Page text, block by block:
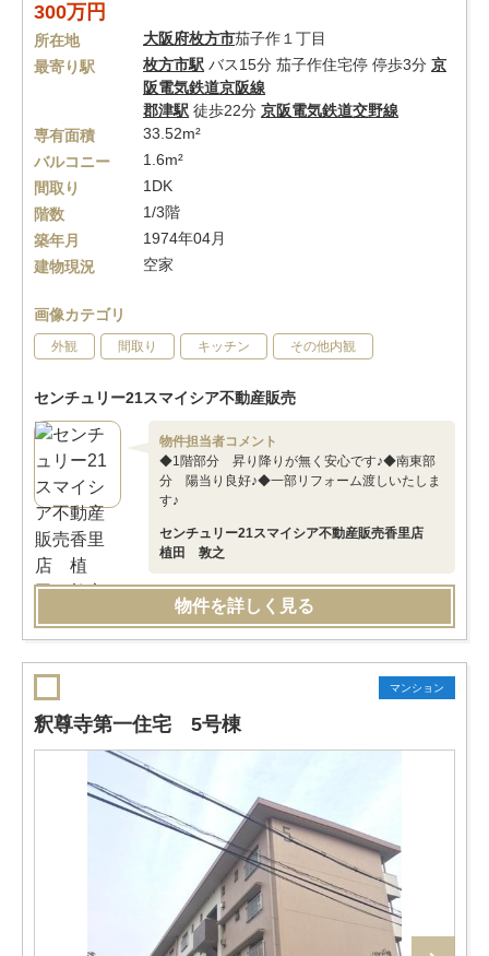
300万円
所在地 大阪府枚方市茄子作１丁目
最寄り駅
枚方市駅 バス15分 茄子作住宅停 停歩3分 京
阪電気鉄道京阪線
郡津駅 徒歩22分 京阪電気鉄道交野線
専有面積
33.52m²
バルコニー
1.6m²
間取り
1DK
階数
1/3階
築年月
1974年04月
建物現況
空家
画像カテゴリ
外観 間取り キッチン その他内観
センチュリー21スマイシア不動産販売
物件担当者コメント
◆1階部分 昇り降りが無く安心です♪◆南東部
分 陽当り良好♪◆一部リフォーム渡しいたしま
す♪
センチュリー21スマイシア不動産販売香里店
植田 敦之
物件を詳しく見る
マンション
釈尊寺第一住宅 5号棟